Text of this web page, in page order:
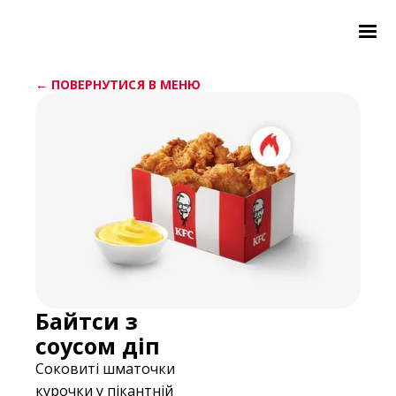
← ПОВЕРНУТИСЯ В МЕНЮ
Байтси з
соусом діп
Соковиті шматочки
курочки у пікантній